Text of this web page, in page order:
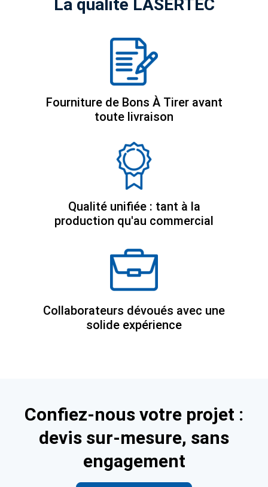
La qualité LASERTEC
Fourniture de Bons À Tirer avant
toute livraison
Qualité unifiée : tant à la
production qu'au commercial
Collaborateurs dévoués avec une
solide expérience
Confiez-nous votre projet :
devis sur-mesure, sans
engagement